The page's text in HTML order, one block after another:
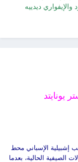
ديدييه
يونايتد
دانيل ألفيش –25 عاما– لاعب إشبيلية الإسباني محط
الصيفية الحالية، بعدما